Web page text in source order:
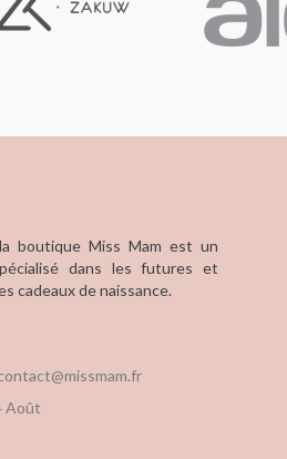
boutique Miss Mam est un
dans les futures et
cadeaux de naissance.
Août